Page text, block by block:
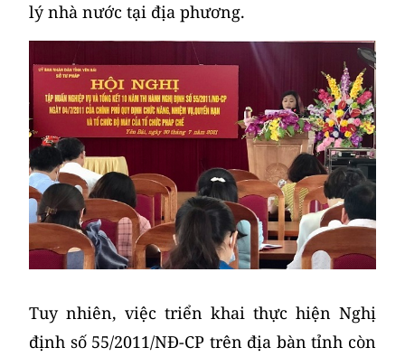
lý nhà nước tại địa phương.
Tuy nhiên, việc triển khai thực hiện Nghị
định số 55/2011/NĐ-CP trên địa bàn tỉnh còn